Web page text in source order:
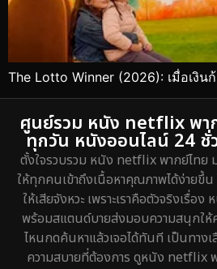
The Lotto Winner (2026): เมื่อเงิ
ศูนย์รวม หนัง netflix พา
ทุกวัน หนังออนไลน์ 24 ชั่
ตั้งใจรวบรวม หนัง netflix พากย์ไทย
ให้ทุกคนเข้าถึงเนื้อหาคุณภาพได้ง่ายขึ้
ให้เสียจังหวะ เพราะเราคือตัวจริงเรื่อ
พร้อมสแตนด์บายส่งมอบความสนุกใ
ไหนกดค้นหาแล้วเจอได้ทันที เป็นทา
ความสบายที่ต้องการ ดูหนัง netflix